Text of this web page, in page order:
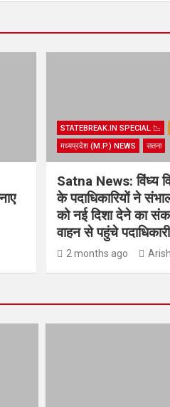
STATEBREAK.IN SPECIAL 📉
मध्यप्रदेश (M.P.) NEWS
सतना
Satna News: विंध्य
के पदाधिकारियों ने
को नई दिशा देने का
वाहन से पहुंचे
2 months ago